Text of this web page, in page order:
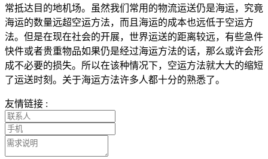
常抵达目的地机场。虽然我们常用的物流运送仍是海运，究竟
海运的数量远超空运方法，而且海运的成本也远低于空运方
法。但是在现在社会的开展，世界运送的距离较远，有些急件
快件或者贵重物品如果仍是经过海运方法的话，那么或许会形
成不必要的损失。所以在该种情况下，空运方法就大大的缩短
了运送时刻。关于海运方法许多人都十分的熟悉了。
友情链接 :